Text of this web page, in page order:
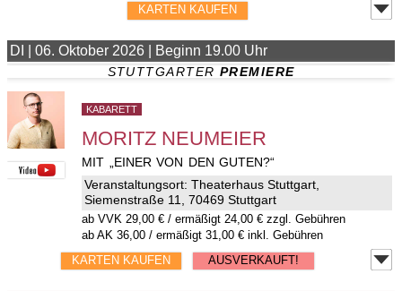
KARTEN KAUFEN
DI 06. Oktober 2026 Beginn 19.00 Uhr
STUTTGARTER PREMIERE
KABARETT
MORITZ NEUMEIER
MIT „EINER VON DEN GUTEN?“
Veranstaltungsort:Theaterhaus Stuttgart,
Siemenstraße 11, 70469 Stuttgart
abVVK 29,00 € / ermäßigt 24,00 € zzgl. Gebühren
ab AK 36,00 / ermäßigt 31,00 € inkl. Gebühren
KARTEN KAUFEN
AUSVERKAUFT!